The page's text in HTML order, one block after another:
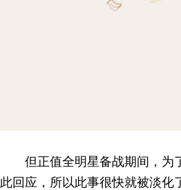
但正值全明星备战期间，为
此回应，所以此事很快就被淡化